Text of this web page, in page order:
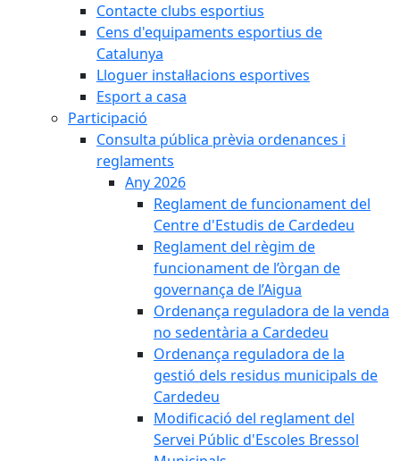
Contacte clubs esportius
Cens d'equipaments esportius de
Catalunya
Lloguer instal·lacions esportives
Esport a casa
Participació
Consulta pública prèvia ordenances i
reglaments
Any 2026
Reglament de funcionament del
Centre d'Estudis de Cardedeu
Reglament del règim de
funcionament de l’òrgan de
governança de l’Aigua
Ordenança reguladora de la venda
no sedentària a Cardedeu
Ordenança reguladora de la
gestió dels residus municipals de
Cardedeu
Modificació del reglament del
Servei Públic d'Escoles Bressol